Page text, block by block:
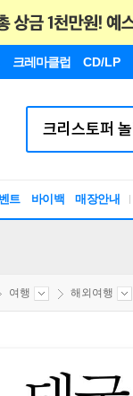
크레마클럽 CD/LP
트 바이백 매장안내
여행 해외여행